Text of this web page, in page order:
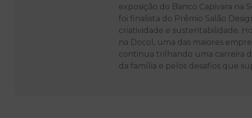
exposição do Banco Capivara na
foi finalista do Prêmio Salão
criatividade e sustentabilidade.
na Docol, uma das maiores
continua trilhando uma carreira
da família e pelos desafios que